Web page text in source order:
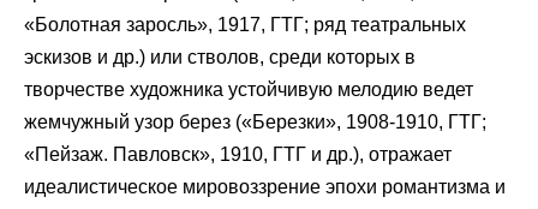
«Болотная заросль», 1917, ГТГ; ряд театральных
эскизов и др.) или стволов, среди которых в
творчестве художника устойчивую мелодию ведет
жемчужный узор берез («Березки», 1908-1910, ГТГ;
«Пейзаж. Павловск», 1910, ГТГ и др.), отражает
идеалистическое мировоззрение эпохи романтизма и